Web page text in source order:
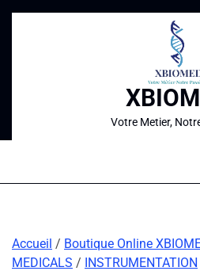
Votre Metier,
Accueil / Boutique Online
MEDICALS / INSTRUMENTATION